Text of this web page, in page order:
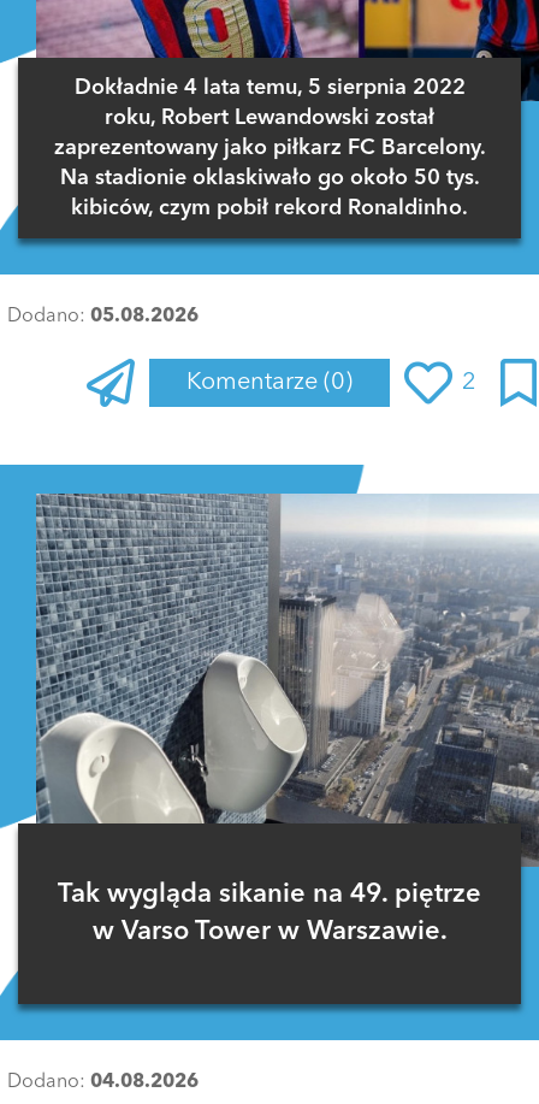
Dokładnie 4 lata temu, 5 sierpnia 2022
roku, Robert Lewandowski został
zaprezentowany jako piłkarz FC Barcelony.
Na stadionie oklaskiwało go około 50 tys.
kibiców, czym pobił rekord Ronaldinho.
Dodano: 05.08.2026
Komentarze (0) 2
Tak wygląda sikanie na 49. piętrze
w Varso Tower w Warszawie.
Dodano: 04.08.2026